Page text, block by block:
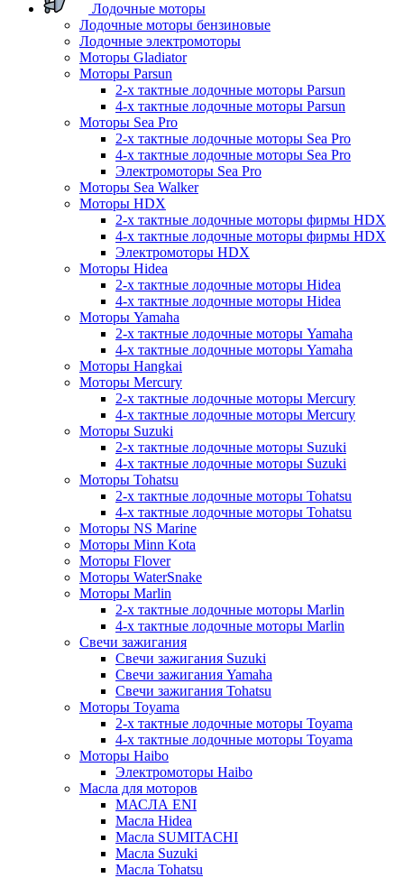
Лодочные моторы
Лодочные моторы бензиновые
Лодочные электромоторы
Моторы Gladiator
Моторы Parsun
2-х тактные лодочные моторы Parsun
4-х тактные лодочные моторы Parsun
Моторы Sea Pro
2-х тактные лодочные моторы Sea Pro
4-х тактные лодочные моторы Sea Pro
Электромоторы Sea Pro
Моторы Sea Walker
Моторы HDX
2-х тактные лодочные моторы фирмы HDX
4-х тактные лодочные моторы фирмы HDX
Электромоторы HDX
Моторы Hidea
2-х тактные лодочные моторы Hidea
4-х тактные лодочные моторы Hidea
Моторы Yamaha
2-х тактные лодочные моторы Yamaha
4-х тактные лодочные моторы Yamaha
Моторы Hangkai
Моторы Mercury
2-х тактные лодочные моторы Mercury
4-х тактные лодочные моторы Mercury
Моторы Suzuki
2-х тактные лодочные моторы Suzuki
4-х тактные лодочные моторы Suzuki
Моторы Tohatsu
2-х тактные лодочные моторы Tohatsu
4-х тактные лодочные моторы Tohatsu
Моторы NS Marine
Моторы Minn Kota
Моторы Flover
Моторы WaterSnake
Моторы Marlin
2-х тактные лодочные моторы Marlin
4-х тактные лодочные моторы Marlin
Свечи зажигания
Свечи зажигания Suzuki
Свечи зажигания Yamaha
Свечи зажигания Tohatsu
Моторы Toyama
2-х тактные лодочные моторы Toyama
4-х тактные лодочные моторы Toyama
Моторы Haibo
Электромоторы Haibo
Масла для моторов
МАСЛА ENI
Масла Hidea
Масла SUMITACHI
Масла Suzuki
Масла Tohatsu